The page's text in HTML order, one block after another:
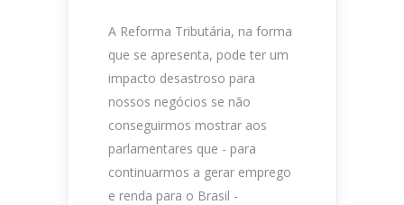
A Reforma Tributária, na forma
que se apresenta, pode ter um
impacto desastroso para
nossos negócios se não
conseguirmos mostrar aos
parlamentares que - para
continuarmos a gerar emprego
e renda para o Brasil -